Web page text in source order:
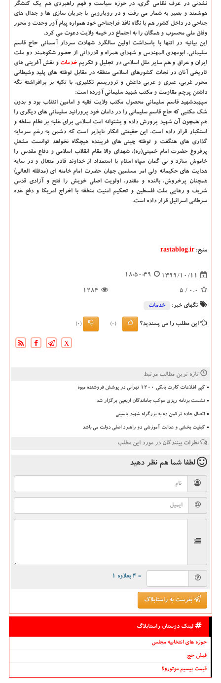
نشدنی در عرف نظامی گری، در حوزه سیاست و فهم راهبردی هم یک کنشگر
هوشمند و بصیر به شمار می رفت و در رویارویی با جریان سازی ها و جدال های
جناحی در داخل کشور هم با نگاه نافذ فراجناحی خود همواره پیام آور وحدت و محور
وفاق ملی محسوب و همگان را به اجتماع در خیمه ولایت دعوت می کرد.
این بیانیه در انتها با پاسداشت اولین سالگرد شهادت سردار آسمانی حاج قاسم
سلیمانی، ابومهدی المهندس و شهدای همراه و قدردانی از حضور شکوهمند دو ملت
ایران و عراق و هم سایر ملل اسلامی در تجلیل و تکریمخدمات و نقش آفرینی های
تاریخی آنان در نجات کشورهای اسلامی منطقه در مقابل توطئه های پلید وشیطانی
محور غربی، عبری و عربی داعش و تروریسم تکفیری، با تکیه بر برافراشته نگه
داشتن پرچم مقاومت و مکتب شهید سلیمانی آورده است:
سپهبدشهید قاسم سلیمانی محصول مکتب ولایت فقیه و امامین انقلاب بود و بدون
شک مکتبی که حاج قاسم سلیمانی را در دامان خود پرورانید سلیمانی های دیگری را
هم همچون آن شهید پرورش داده و پشتوانه امت اسلامی برای غلبه بر نظام سلطه و
استکبار قرار داده است، این حقیقتی انکار ناپذیر است که دشمن به رغم سرمایه
گذاری های هنگفت و توطئه چینی های فریبنده هیچگاه نخواهد توانست مشعل
پرفروغ حضرت امام خمینی(ره)، شهدای والا مقام انقلاب اسلامی و دفاع مقدس را
خاموش سازد و بی گمان سپاه اسلام با استمداد از خداوند قادر متعال و در سایه
هدایت های حکیمانه ولی امر مسلمین جهان حضرت امام خامنه ای (مدظله العالی)
همچنان پرخروش، بالنده و مقتدر، اولویت اصلی خویش را فتح و آزادی قدس
شریف و رهایی ملت فلسطین و تحکیم امنیت منطقه با اخراج امریکا و دفع غده
سرطانی اسرائیل قرار داده است.
منبع: rastablog.ir
1399/10/11
18:50:49
0.0
/ 5
1284
تگهای خبر: خدمات
این مطلب را می پسندید؟ (0)
(0)
X
تازه ترین مطالب مرتبط
کپی اطلاعات کارت بانکی ۱۲۰۰ تهرانی در پوشش فروشنده میوه
نشست برنامه ریزی موکب جاماندگان اربعین برگزار شد
اتصال جاده ترکمن ده به بزرگراه شهید یاسینی
کیفیت بخشی و عدالت آموزشی دو راهبرد اصلی دولت می باشد
نظرات بینندگان در مورد این مطلب
لطفا شما هم نظر دهید
= ۴ بعلاوه ۱
بفرست به راستابلاگ
لینک دوستان راستابلاگ
حوزه های انتخابیه مجلس
فیش حج
قیمت بیسیم موتورولا